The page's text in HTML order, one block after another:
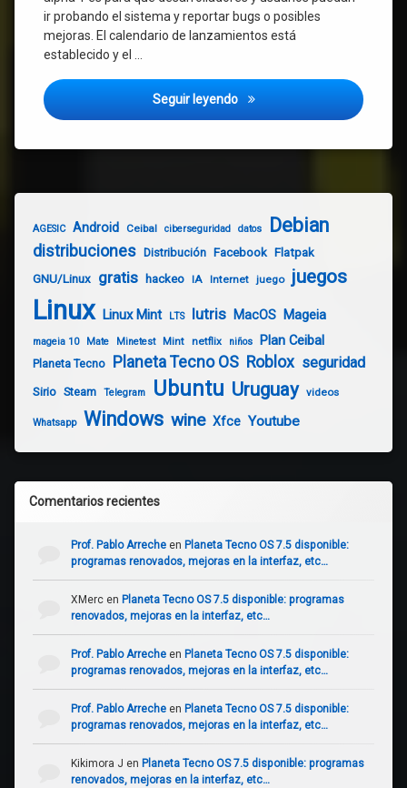
ir probando el sistema y reportar bugs o posibles
mejoras. El calendario de lanzamientos está
establecido y el …
Seguir leyendo Mageia 10 alpha 1 ha sido
AGESIC Android Ceibal ciberseguridad datos Debian
distribuciones Distribución Facebook Flatpak
GNU/Linux gratis hackeo IA Internet juego juegos
Linux Linux Mint LTS lutris MacOS Mageia
mageia 10 Mate Minetest Mint netflix niños Plan Ceibal
Planeta Tecno Planeta Tecno OS Roblox seguridad
Sirio Steam Telegram Ubuntu Uruguay videos
Whatsapp Windows wine Xfce Youtube
Comentarios recientes
Prof. Pablo Arrecheen Planeta Tecno OS 7.5 disponible:
programas renovados, mejoras en la interfaz, etc…
XMercen Planeta Tecno OS 7.5 disponible: programas
renovados, mejoras en la interfaz, etc…
Prof. Pablo Arrecheen Planeta Tecno OS 7.5 disponible:
programas renovados, mejoras en la interfaz, etc…
Prof. Pablo Arrecheen Planeta Tecno OS 7.5 disponible:
programas renovados, mejoras en la interfaz, etc…
Kikimora J en Planeta Tecno OS 7.5 disponible: programas
renovados, mejoras en la interfaz, etc…